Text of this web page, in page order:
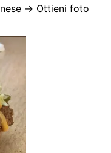
→ Ottieni foto